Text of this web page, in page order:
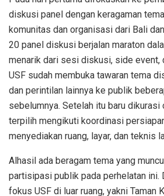
diskusi panel dengan keragaman
komunitas dan organisasi dari Bali
20 panel diskusi berjalan maraton
menarik dari sesi diskusi, side event,
USF sudah membuka tawaran tema
dan perintilan lainnya ke publik
sebelumnya. Setelah itu baru dikurasi
terpilih mengikuti koordinasi
menyediakan ruang, layar, dan teknis
Alhasil ada beragam tema yang
partisipasi publik pada perhelatan ini.
fokus USF di luar ruang, yakni Taman